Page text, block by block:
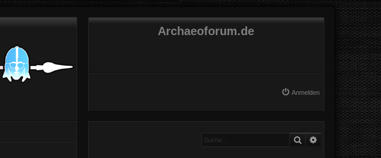
Archaeoforum.de
Anmelden
Suche Erweiterte Suche